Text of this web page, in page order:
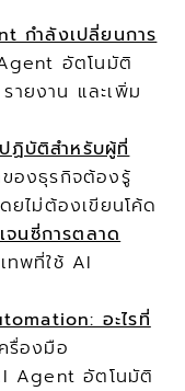
กำลังเปลี่ยนการ
อัตโนมัติ
ายงาน และเพิ่ม
ฏิบัติสำหรับผู้ที่
องธุรกิจต้องรู้
ไม่ต้องเขียนโค้ด
จนซี่การตลาด
ทพที่ใช้ AI
อะไรที่
รื่องมือ
Agent อัตโนมัติ